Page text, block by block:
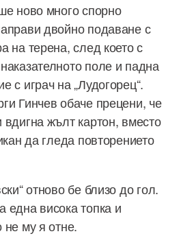
ново много спорно
двойно подаване с
на терена, след което с
поле и падна
с играч на „Лудогорец“.
Гинчев обаче прецени, че
жълт картон, вместо
да гледа повторението
отново бе близо до гол.
висока топка и
не му я отне.